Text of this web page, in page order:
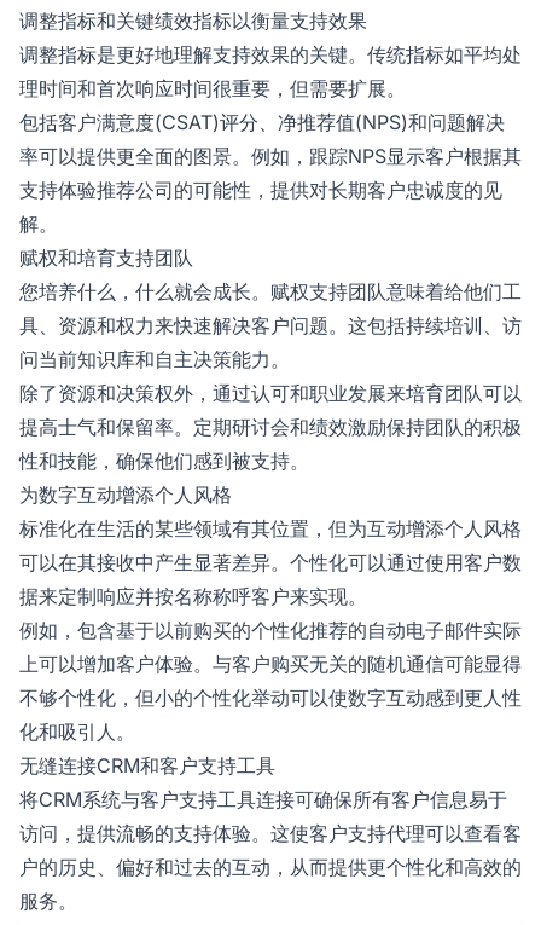
调整指标和关键绩效指标以衡量支持效果
调整指标是更好地理解支持效果的关键。传统指标如平均处
理时间和首次响应时间很重要，但需要扩展。
包括客户满意度(CSAT)评分、净推荐值(NPS)和问题解决
率可以提供更全面的图景。例如，跟踪NPS显示客户根据其
支持体验推荐公司的可能性，提供对长期客户忠诚度的见
解。
赋权和培育支持团队
您培养什么，什么就会成长。赋权支持团队意味着给他们工
具、资源和权力来快速解决客户问题。这包括持续培训、访
问当前知识库和自主决策能力。
除了资源和决策权外，通过认可和职业发展来培育团队可以
提高士气和保留率。定期研讨会和绩效激励保持团队的积极
性和技能，确保他们感到被支持。
为数字互动增添个人风格
标准化在生活的某些领域有其位置，但为互动增添个人风格
可以在其接收中产生显著差异。个性化可以通过使用客户数
据来定制响应并按名称称呼客户来实现。
例如，包含基于以前购买的个性化推荐的自动电子邮件实际
上可以增加客户体验。与客户购买无关的随机通信可能显得
不够个性化，但小的个性化举动可以使数字互动感到更人性
化和吸引人。
无缝连接CRM和客户支持工具
将CRM系统与客户支持工具连接可确保所有客户信息易于
访问，提供流畅的支持体验。这使客户支持代理可以查看客
户的历史、偏好和过去的互动，从而提供更个性化和高效的
服务。